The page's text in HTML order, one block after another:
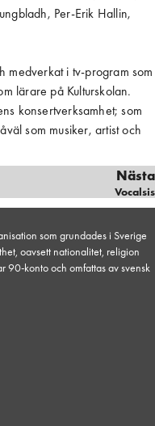
Per-Erik Hallin,
medverkat i tv-program som
lärare på Kulturskolan.
konsertverksamhet; som
som musiker, artist och
Nästa
Vocalsis
som grundades i Sverige
oavsett nationalitet, religion
90-konto och omfattas av svensk